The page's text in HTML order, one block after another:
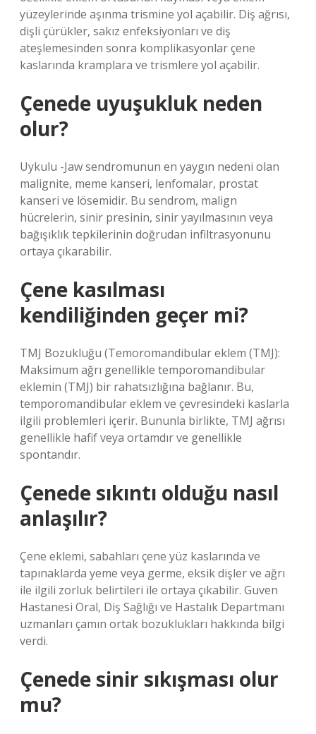
yüzeylerinde aşınma trismine yol açabilir. Diş ağrısı,
dişli çürükler, sakız enfeksiyonları ve diş
ateşlemesinden sonra komplikasyonlar çene
kaslarında kramplara ve trismlere yol açabilir.
Çenede uyuşukluk neden
olur?
Uykulu -Jaw sendromunun en yaygın nedeni olan
malignite, meme kanseri, lenfomalar, prostat
kanseri ve lösemidir. Bu sendrom, malign
hücrelerin, sinir presinin, sinir yayılmasının veya
bağışıklık tepkilerinin doğrudan infiltrasyonunu
ortaya çıkarabilir.
Çene kasılması
kendiliğinden geçer mi?
TMJ Bozukluğu (Temoromandibular eklem (TMJ):
Maksimum ağrı genellikle temporomandibular
eklemin (TMJ) bir rahatsızlığına bağlanır. Bu,
temporomandibular eklem ve çevresindeki kaslarla
ilgili problemleri içerir. Bununla birlikte, TMJ ağrısı
genellikle hafif veya ortamdır ve genellikle
spontandır.
Çenede sıkıntı olduğu nasıl
anlaşılır?
Çene eklemi, sabahları çene yüz kaslarında ve
tapınaklarda yeme veya germe, eksik dişler ve ağrı
ile ilgili zorluk belirtileri ile ortaya çıkabilir. Guven
Hastanesi Oral, Diş Sağlığı ve Hastalık Departmanı
uzmanları çamın ortak bozuklukları hakkında bilgi
verdi.
Çenede sinir sıkışması olur
mu?